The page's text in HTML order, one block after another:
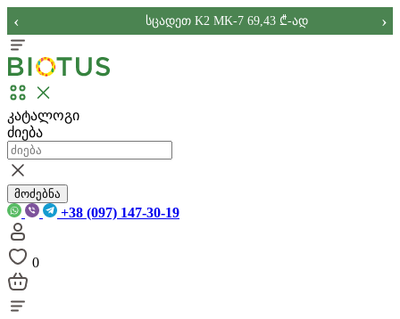
სცადეთ K2 MK-7 69,43 ₾-ად
‹ ›
კატალოგი
ძიება
მოძებნა
+38 (097) 147-30-19
0